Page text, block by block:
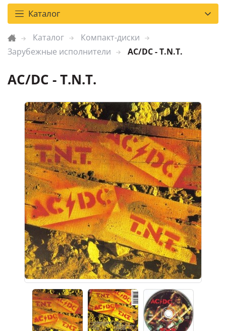
Каталог
Каталог
Компакт-диски
Зарубежные исполнители
AC/DC - T.N.T.
AC/DC - T.N.T.